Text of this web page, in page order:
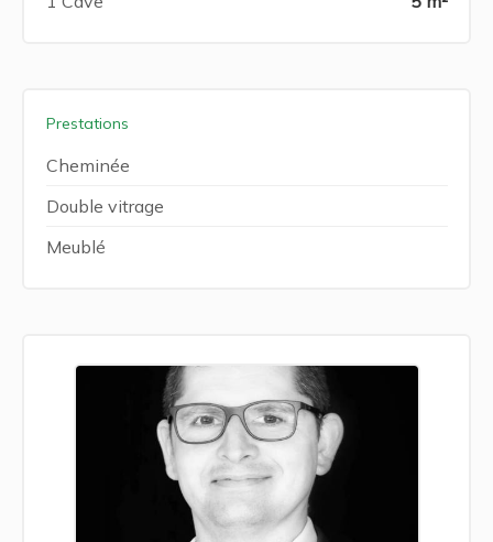
Prestations
Cheminée
Double vitrage
Meublé